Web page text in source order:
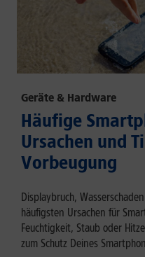
Geräte & Hardware
Häufige
Ursachen und
Vorbeugung
Displaybruch,
häufigsten Ursachen für
Feuchtigkeit, Staub oder
zum Schutz Deines